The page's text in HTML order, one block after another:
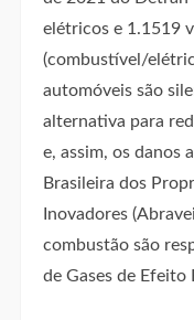
elétricos e 1.1519
(combustível/
automóveis são
alternativa para
e, assim, os danos
Brasileira dos
Inovadores
combustão são
de Gases de Efeito